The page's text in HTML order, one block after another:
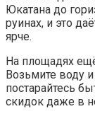
Юкатана до
руинах, и это
ярче.
На площадях
Возьмите воду
постарайтесь
скидок даже в